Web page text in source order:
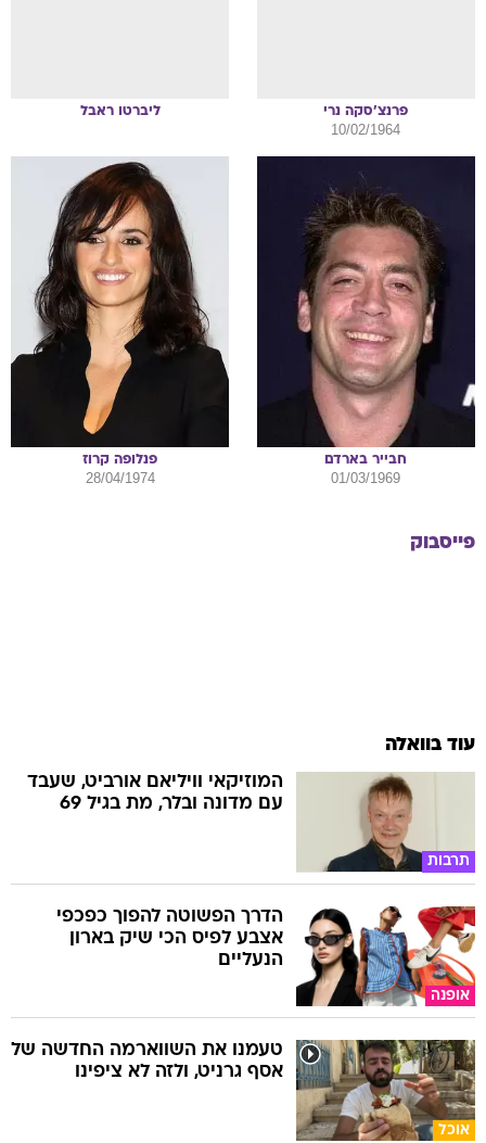
פרנצ'סקה נרי
10/02/1964
ליברטו ראבל
חבייר בארדם
01/03/1969
פנלופה קרוז
28/04/1974
פייסבוק
עוד בוואלה
תרבות
המוזיקאי וויליאם אורביט, שעבד
עם מדונה ובלר, מת בגיל 69
אופנה
הדרך הפשוטה להפוך כפכפי
אצבע לפיס הכי שיק בארון
הנעליים
אוכל
טעמנו את השווארמה החדשה של
אסף גרניט, ולזה לא ציפינו